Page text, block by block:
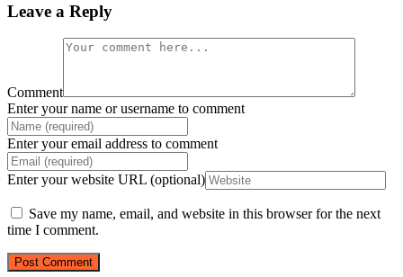
Leave a Reply
Comment
Enter your name or username to comment
Enter your email address to comment
Enter your website URL (optional)
Save my name, email, and website in this browser for the next
time I comment.